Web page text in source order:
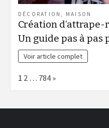
DÉCORATION, MAISON
Création d’attrape-
Un guide pas à pas
Voir article complet
Page:
1 2 … 784 Next
»